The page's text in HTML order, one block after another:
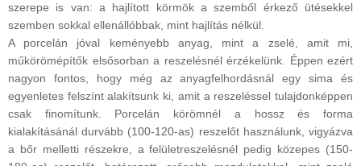
szerepe is van: a hajlított körmök a szemből érkező ütésekkel
szemben sokkal ellenállóbbak, mint hajlítás nélkül.
A porcelán jóval keményebb anyag, mint a zselé, amit mi,
műkörömépítők elsősorban a reszelésnél érzékelünk. Éppen ezért
nagyon fontos, hogy még az anyagfelhordásnál egy sima és
egyenletes felszínt alakítsunk ki, amit a reszeléssel tulajdonképpen
csak finomítunk. Porcelán körömnél a hossz és forma
kialakításánál durvább (100-120-as) reszelőt használunk, vigyázva
a bőr melletti részekre, a felületreszelésnél pedig közepes (150-